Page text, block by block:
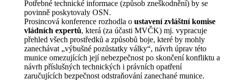
Potřebné technické informace (způsob zneškodnění) by se
povinně poskytovaly OSN.
Prosincová konference rozhodla o ustavení zvláštní komise
vládních expertů, která (za účasti MVČK) mj. vypracuje
přehled všech prostředků a způsobů boje, které by mohly
zanechávat „výbušné pozůstatky války“, návrh úprav této
munice omezujících její nebezpečnost po skončení konfliktu a
návrh příslušných technických i právních opatření
zaručujících bezpečnost odstraňování zanechané munice.